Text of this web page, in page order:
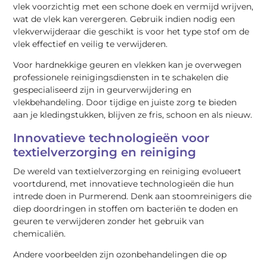
vlek voorzichtig met een schone doek en vermijd wrijven,
wat de vlek kan verergeren. Gebruik indien nodig een
vlekverwijderaar die geschikt is voor het type stof om de
vlek effectief en veilig te verwijderen.
Voor hardnekkige geuren en vlekken kan je overwegen
professionele reinigingsdiensten in te schakelen die
gespecialiseerd zijn in geurverwijdering en
vlekbehandeling. Door tijdige en juiste zorg te bieden
aan je kledingstukken, blijven ze fris, schoon en als nieuw.
Innovatieve technologieën voor
textielverzorging en reiniging
De wereld van textielverzorging en reiniging evolueert
voortdurend, met innovatieve technologieën die hun
intrede doen in Purmerend. Denk aan stoomreinigers die
diep doordringen in stoffen om bacteriën te doden en
geuren te verwijderen zonder het gebruik van
chemicaliën.
Andere voorbeelden zijn ozonbehandelingen die op